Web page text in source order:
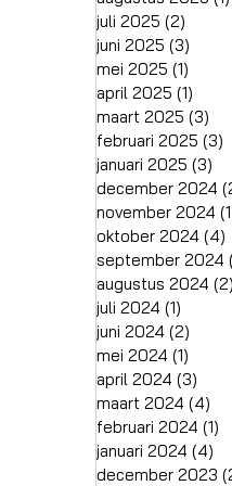
juli 2025 (2)
juni 2025 (3)
mei 2025 (1)
april 2025 (1)
maart 2025 (3)
februari 2025 (3)
januari 2025 (3)
december 2024
november 2024
oktober 2024 (4)
september 2024
augustus 2024
juli 2024 (1)
juni 2024 (2)
mei 2024 (1)
april 2024 (3)
maart 2024 (4)
februari 2024 (1)
januari 2024 (4)
december 2023